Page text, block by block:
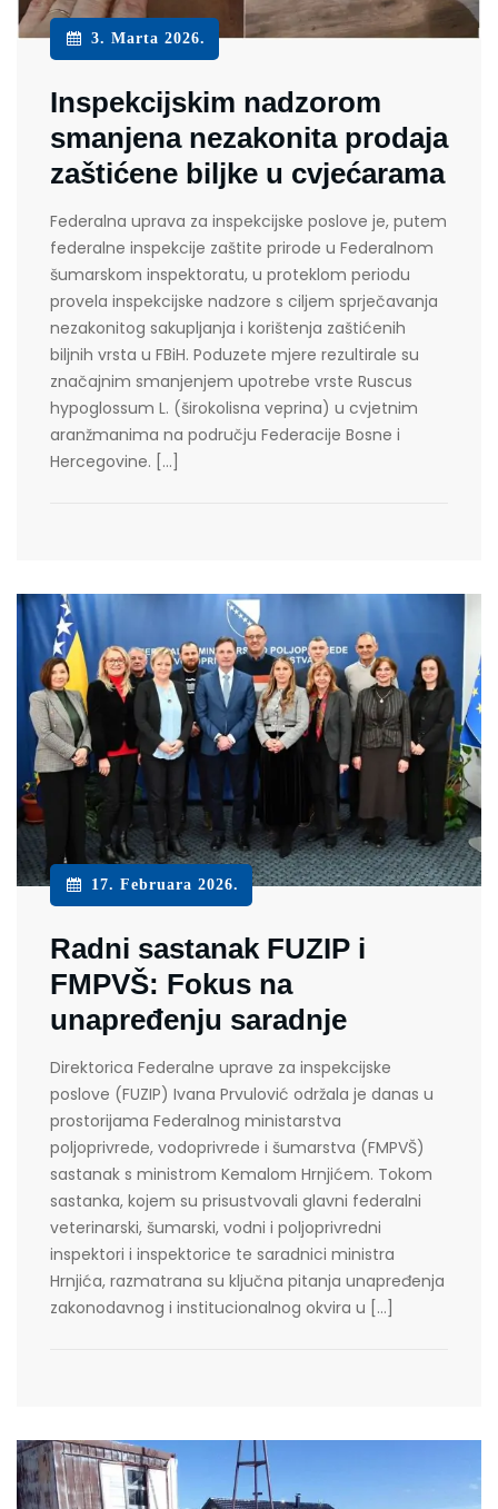
3. Marta 2026.
Inspekcijskim nadzorom
smanjena nezakonita prodaja
zaštićene biljke u cvjećarama
Federalna uprava za inspekcijske poslove je, putem
federalne inspekcije zaštite prirode u Federalnom
šumarskom inspektoratu, u proteklom periodu
provela inspekcijske nadzore s ciljem sprječavanja
nezakonitog sakupljanja i korištenja zaštićenih
biljnih vrsta u FBiH. Poduzete mjere rezultirale su
značajnim smanjenjem upotrebe vrste Ruscus
hypoglossum L. (širokolisna veprina) u cvjetnim
aranžmanima na području Federacije Bosne i
Hercegovine. […]
17. Februara 2026.
Radni sastanak FUZIP i
FMPVŠ: Fokus na
unapređenju saradnje
Direktorica Federalne uprave za inspekcijske
poslove (FUZIP) Ivana Prvulović održala je danas u
prostorijama Federalnog ministarstva
poljoprivrede, vodoprivrede i šumarstva (FMPVŠ)
sastanak s ministrom Kemalom Hrnjićem. Tokom
sastanka, kojem su prisustvovali glavni federalni
veterinarski, šumarski, vodni i poljoprivredni
inspektori i inspektorice te saradnici ministra
Hrnjića, razmatrana su ključna pitanja unapređenja
zakonodavnog i institucionalnog okvira u […]